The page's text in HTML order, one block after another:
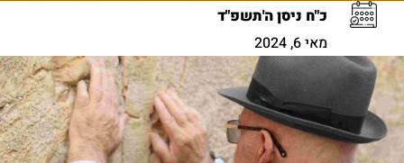
כ"ח ניסן ה'תשפ"ד
מאי 6, 2024